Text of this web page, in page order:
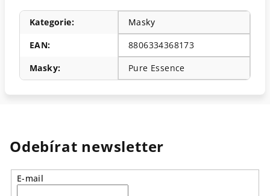
Kategorie:
Masky
EAN:
8806334368173
Masky: Pure Essence
Odebírat newsletter
E-mail